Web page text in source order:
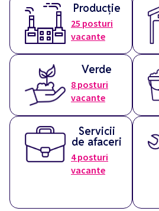
Producție
25 posturi
vacante
Verde
8 posturi
vacante
Servicii
de afaceri
4posturi
vacante